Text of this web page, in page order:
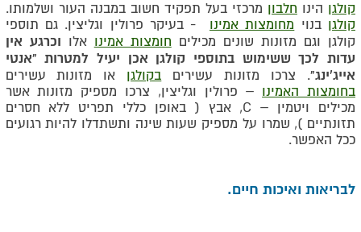
קולגן הינו חלבון מרכזי בעל תפקיד חשוב במבנה העור ושלמותו.
קולגן בנוי מחומצות אמינו - בעיקר פרולין וגליצין. גם תוספי
קולגן וגם מזונות שונים מכילים חומצות אמינו אלו וכרגע אין
עדות לכך ששימוש בתוספי קולגן אכן יעיל למטרות "אנטי
אייג'ינג". צרכו מזונות עשירים בקולגן או מזונות עשירים
בחומצות האמינו – פרולין וגליצין, צרכו מספיק מזונות אשר
מכילים ויטמין – C, אבץ ( באופן כללי תפריט ללא חסרים
תזונתיים ), שמרו על מספיק שעות שינה ותשתדלו להיות רגועים
ככל האפשר.
לבריאות ואיכות חיים.